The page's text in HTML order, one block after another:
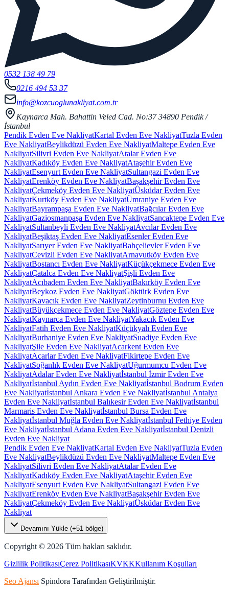
0532 138 49 79
0216 494 53 37
info@kozcuoglunakliyat.com.tr
Kaynarca Mah. Bahattin Veled Cad. No:37 34890 Pendik /
İstanbul
Pendik Evden Eve NakliyatKartal Evden Eve NakliyatTuzla Evden
Eve NakliyatBeylikdüzü Evden Eve NakliyatMaltepe Evden Eve
NakliyatSilivri Evden Eve NakliyatAtalar Evden Eve
NakliyatKadıköy Evden Eve NakliyatAtaşehir Evden Eve
NakliyatEsenyurt Evden Eve NakliyatSultangazi Evden Eve
NakliyatErenköy Evden Eve NakliyatBaşakşehir Evden Eve
NakliyatÇekmeköy Evden Eve NakliyatÜsküdar Evden Eve
NakliyatKurtköy Evden Eve NakliyatÜmraniye Evden Eve
NakliyatBayrampaşa Evden Eve NakliyatBağcılar Evden Eve
NakliyatGaziosmanpaşa Evden Eve NakliyatSancaktepe Evden Eve
NakliyatSultanbeyli Evden Eve NakliyatAvcılar Evden Eve
NakliyatBeşiktaş Evden Eve NakliyatEsenler Evden Eve
NakliyatSarıyer Evden Eve NakliyatBahçelievler Evden Eve
NakliyatCevizli Evden Eve NakliyatArnavutköy Evden Eve
NakliyatBostancı Evden Eve NakliyatKüçükçekmece Evden Eve
NakliyatÇatalca Evden Eve NakliyatŞişli Evden Eve
NakliyatAcıbadem Evden Eve NakliyatBakırköy Evden Eve
NakliyatBeykoz Evden Eve NakliyatGöktürk Evden Eve
NakliyatKavacık Evden Eve NakliyatZeytinburnu Evden Eve
NakliyatBüyükçekmece Evden Eve NakliyatGöztepe Evden Eve
NakliyatKaynarca Evden Eve NakliyatYakacık Evden Eve
NakliyatFatih Evden Eve NakliyatKüçükyalı Evden Eve
NakliyatBurhaniye Evden Eve NakliyatSuadiye Evden Eve
NakliyatŞile Evden Eve NakliyatAcarkent Evden Eve
NakliyatAcarlar Evden Eve NakliyatFikirtepe Evden Eve
NakliyatSoğanlık Evden Eve NakliyatUğurmumcu Evden Eve
NakliyatAdalar Evden Eve Nakliyatİstanbul İzmir Evden Eve
Nakliyatİstanbul Aydın Evden Eve Nakliyatİstanbul Bodrum Evden
Eve Nakliyatİstanbul Ankara Evden Eve Nakliyatİstanbul Antalya
Evden Eve Nakliyatİstanbul Balıkesir Evden Eve Nakliyatİstanbul
Marmaris Evden Eve Nakliyatİstanbul Bursa Evden Eve
Nakliyatİstanbul Muğla Evden Eve Nakliyatİstanbul Fethiye Evden
Eve Nakliyatİstanbul Adana Evden Eve Nakliyatİstanbul Denizli
Evden Eve Nakliyat
Pendik Evden Eve NakliyatKartal Evden Eve NakliyatTuzla Evden
Eve NakliyatBeylikdüzü Evden Eve NakliyatMaltepe Evden Eve
NakliyatSilivri Evden Eve NakliyatAtalar Evden Eve
NakliyatKadıköy Evden Eve NakliyatAtaşehir Evden Eve
NakliyatEsenyurt Evden Eve NakliyatSultangazi Evden Eve
NakliyatErenköy Evden Eve NakliyatBaşakşehir Evden Eve
NakliyatÇekmeköy Evden Eve NakliyatÜsküdar Evden Eve
Nakliyat
Devamını Yükle (+51 bölge)
Copyright © 2026 Tüm hakları saklıdır.
Gizlilik PolitikasıÇerez PolitikasıKVKKKullanım Koşulları
Seo Ajansı Spindora Tarafından Geliştirilmiştir.